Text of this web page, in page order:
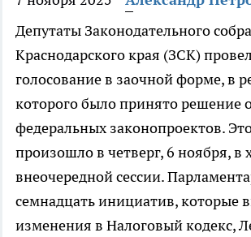
Депутаты Законодательного
Краснодарского края (ЗСК)
голосование в заочной форме, в
которого было принято решение
федеральных законопроектов.
произошло в четверг, 6 ноября, в
внеочередной сессии.
семнадцать инициатив, которые
изменения в Налоговый кодекс,